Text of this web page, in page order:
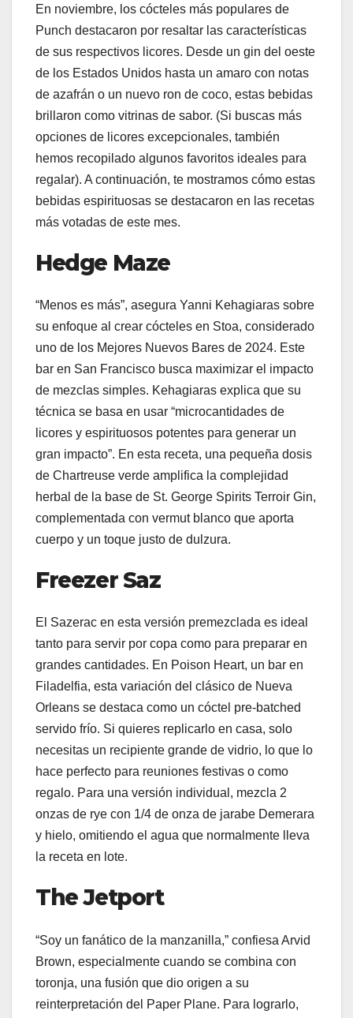
En noviembre, los cócteles más populares de
Punch destacaron por resaltar las características
de sus respectivos licores. Desde un gin del oeste
de los Estados Unidos hasta un amaro con notas
de azafrán o un nuevo ron de coco, estas bebidas
brillaron como vitrinas de sabor. (Si buscas más
opciones de licores excepcionales, también
hemos recopilado algunos favoritos ideales para
regalar). A continuación, te mostramos cómo estas
bebidas espirituosas se destacaron en las recetas
más votadas de este mes.
Hedge Maze
“Menos es más”, asegura Yanni Kehagiaras sobre
su enfoque al crear cócteles en Stoa, considerado
uno de los Mejores Nuevos Bares de 2024. Este
bar en San Francisco busca maximizar el impacto
de mezclas simples. Kehagiaras explica que su
técnica se basa en usar “microcantidades de
licores y espirituosos potentes para generar un
gran impacto”. En esta receta, una pequeña dosis
de Chartreuse verde amplifica la complejidad
herbal de la base de St. George Spirits Terroir Gin,
complementada con vermut blanco que aporta
cuerpo y un toque justo de dulzura.
Freezer Saz
El Sazerac en esta versión premezclada es ideal
tanto para servir por copa como para preparar en
grandes cantidades. En Poison Heart, un bar en
Filadelfia, esta variación del clásico de Nueva
Orleans se destaca como un cóctel pre-batched
servido frío. Si quieres replicarlo en casa, solo
necesitas un recipiente grande de vidrio, lo que lo
hace perfecto para reuniones festivas o como
regalo. Para una versión individual, mezcla 2
onzas de rye con 1/4 de onza de jarabe Demerara
y hielo, omitiendo el agua que normalmente lleva
la receta en lote.
The Jetport
“Soy un fanático de la manzanilla,” confiesa Arvid
Brown, especialmente cuando se combina con
toronja, una fusión que dio origen a su
reinterpretación del Paper Plane. Para lograrlo,